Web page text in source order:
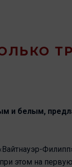
и белым,
этом на